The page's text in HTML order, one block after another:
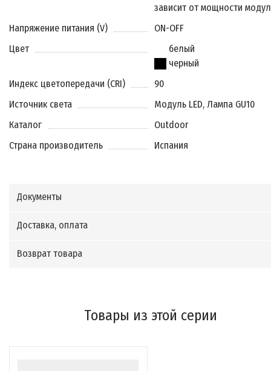
зависит от мощности
Напряжение питания (V)
ON-OFF
Цвет
белый
черный
Индекс цветопередачи (CRI)
90
Источник света
Модуль LED, Лампа GU10
Каталог
Outdoor
Страна производитель
Испания
Документы
Доставка, оплата
Возврат товара
Товары из этой серии